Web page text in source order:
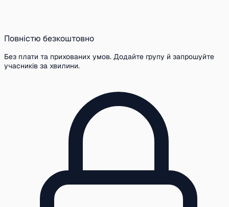
Повністю безкоштовно
Без плати та прихованих умов. Додайте групу й запрошуйте
учасників за хвилини.